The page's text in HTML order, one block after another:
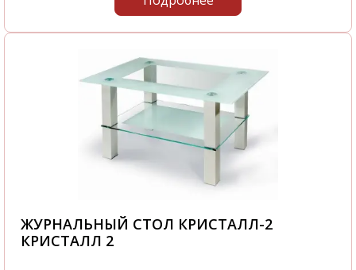
ЖУРНАЛЬНЫЙ СТОЛ КРИСТАЛЛ-2
КРИСТАЛЛ 2